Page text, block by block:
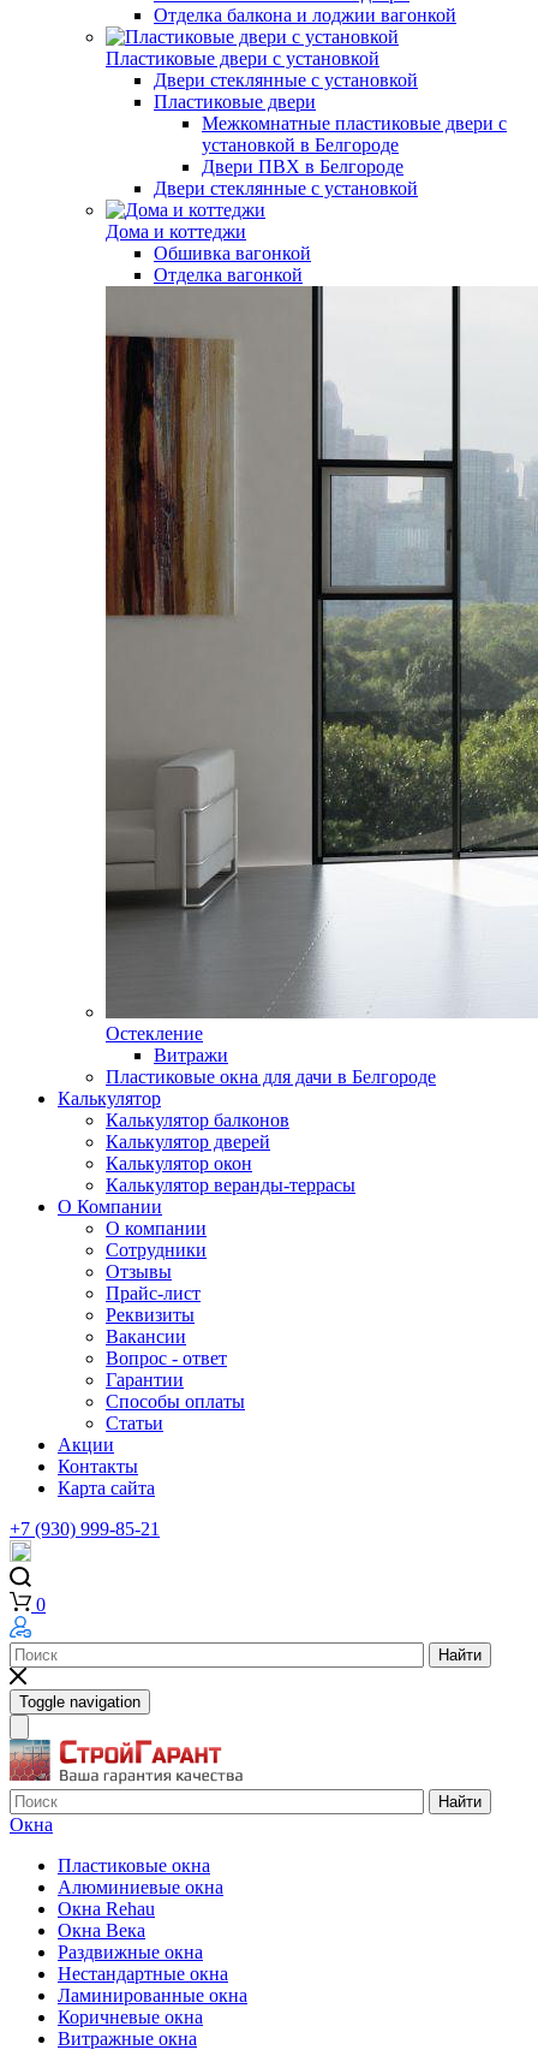
Отделка балкона и лоджии вагонкой
Пластиковые двери с установкой
Двери стеклянные с установкой
Пластиковые двери
Межкомнатные пластиковые двери с
установкой в Белгороде
Двери ПВХ в Белгороде
Двери стеклянные с установкой
Дома и коттеджи
Обшивка вагонкой
Отделка вагонкой
Остекление
Витражи
Пластиковые окна для дачи в Белгороде
Калькулятор
Калькулятор балконов
Калькулятор дверей
Калькулятор окон
Калькулятор веранды-террасы
О Компании
О компании
Сотрудники
Отзывы
Прайс-лист
Реквизиты
Вакансии
Вопрос - ответ
Гарантии
Способы оплаты
Статьи
Акции
Контакты
Карта сайта
+7 (930) 999-85-21
0
Найти
Toggle navigation
Найти
Окна
Пластиковые окна
Алюминиевые окна
Окна Rehau
Окна Века
Раздвижные окна
Нестандартные окна
Ламинированные окна
Коричневые окна
Витражные окна